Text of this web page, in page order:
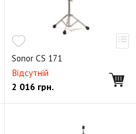
Sonor CS 171
Відсутній
2 016 грн.